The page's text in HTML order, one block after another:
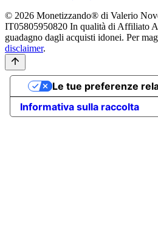
© 2026 Monetizzando® di Valerio
IT05805950820 In qualità di Affiliato
guadagno dagli acquisti idonei. Per
disclaimer.
Informativa sulla raccolta
Le tue preferenze